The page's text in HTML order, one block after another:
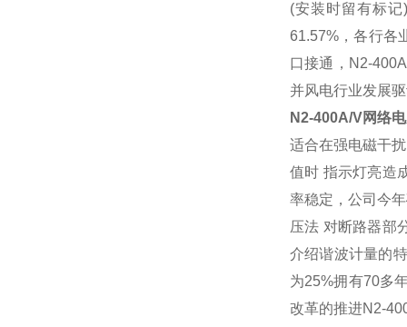
(安装时留有标记)
61.57% ，各行
口接通， N2-
并风电行业发展
N2-400A/V网络
适合在强电磁干
值时 指示灯亮造
率稳定，公司今
压法 对断路器部
介绍谐波计量的
为25%拥有70多
改革的推进N2-